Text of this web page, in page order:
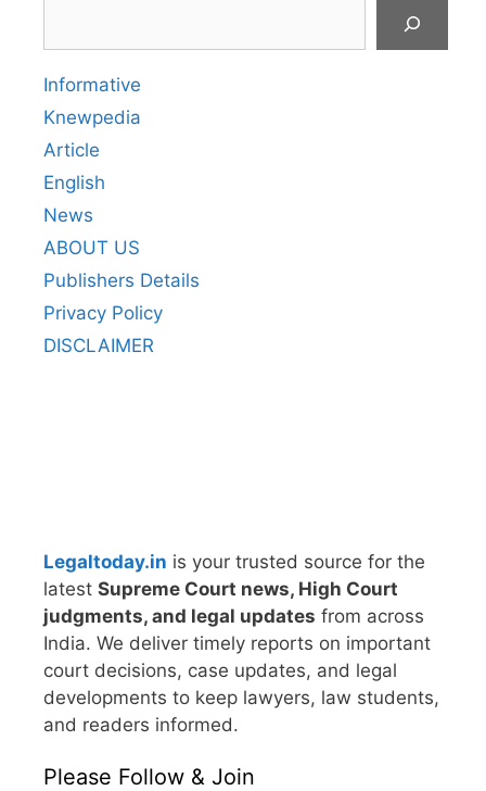
Informative
Knewpedia
Article
English
News
ABOUT US
Publishers Details
Privacy Policy
DISCLAIMER
Legaltoday.in is your trusted source for the
latest Supreme Court news, High Court
judgments, and legal updates from across
India. We deliver timely reports on important
court decisions, case updates, and legal
developments to keep lawyers, law students,
and readers informed.
Please Follow & Join